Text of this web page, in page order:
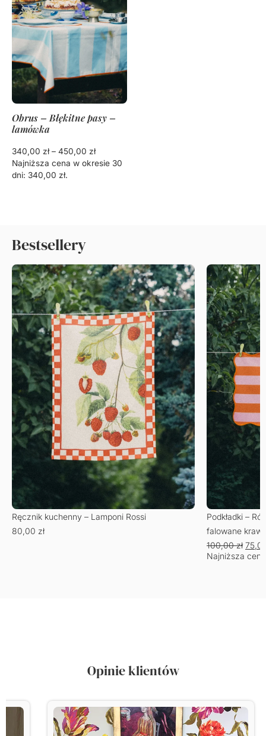
Obrus – Błękitne pasy –
lamówka
340,00 zł – 450,00 zł
Najniższa cena w okresie 30
dni: 340,00 zł.
Bestsellery
Ręcznik kuchenny – Lamponi Rossi
80,00 zł
Podkładki –
falowane
100,00zł
Najniższa
Opinie klientów